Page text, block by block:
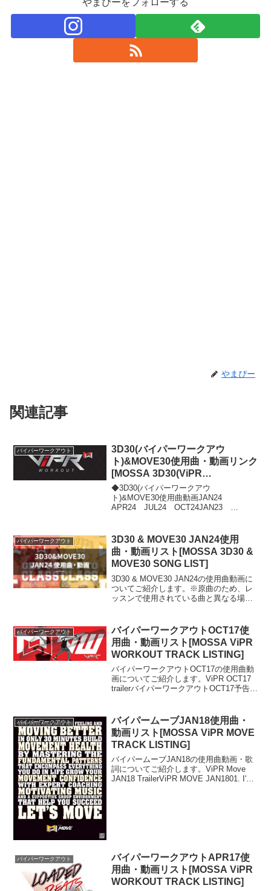
やまぴー
関連記事
バイパーワークアウト
3D30(バイパーワークアウ
ト)&MOVE30使用曲・動画リンク
[MOSSA 3D30(ViPR
WORKOUT) MOVE30 SONG
LIST]
◆3D30(バイパーワークアウ
ト)&MOVE30使用曲動画JAN24
APR24 JUL24 OCT24JAN23
APR21 JUL21 OCT2...
バイパーワークアウト
3D30 & MOVE30 JAN24使用
曲・動画リスト[MOSSA 3D30 &
MOVE30 SONG LIST]
3D30 & MOVE30 JAN24の使用曲動画に
ついてご紹介します。※原曲のため、レ
ッスンで使用されている曲と異なる場合
LOOK...
バイパーワークアウト
バイパーワークアウトOCT17使
用曲・動画リスト[MOSSA ViPR
WORKOUT TRACK LISTING]
バイパーワークアウトOCT17の使用曲動
画についてご紹介します。ViPR OCT17
trailerバイパーワークアウトOCT17予告動
バイパーワークアウト
バイパームーブJAN18使用曲・
動画リスト[MOSSA ViPR MOVE
TRACK LISTING]
バイパームーブJAN18の使用曲動画・歌
詞についてご紹介します。ViPR Move
JAN18 TrailerViPR MOVE JAN1801. I'm
バイパーワークアウト
バイパーワークアウトAPR17使
用曲・動画リスト[MOSSA ViPR
WORKOUT TRACK LISTING]